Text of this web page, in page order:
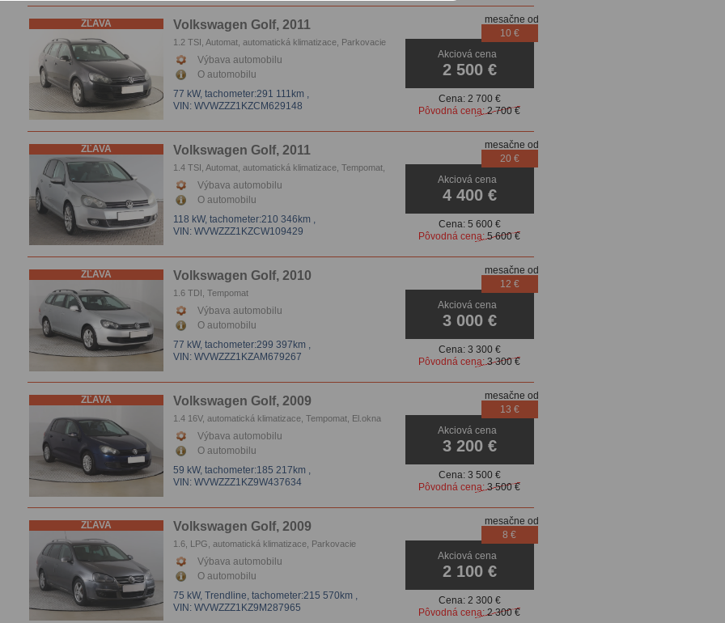
ZĽAVA Volkswagen Golf, 2011
1.2 TSI, Automat, automatická klimatizace, Parkovacie
senzoryVýbava automobilu
O automobilu
77 kW, tachometer:291 111km ,
VIN: WVWZZZ1KZCM629148
Akciová cena
2 500 €
mesačne od
10 €
Cena:2 700 €
Pôvodná cena:2 700 €
ZĽAVA Volkswagen Golf, 2011
1.4 TSI, Automat, automatická klimatizace, Tempomat,
El.okna, Parkovacie senzory
Výbava automobilu
O automobilu
118 kW, tachometer:210 346km ,
VIN: WVWZZZ1KZCW109429
Akciová cena
4 400 €
mesačne od
20 €
Cena:5 600 €
Pôvodná cena:5 600 €
ZĽAVA Volkswagen Golf, 2010
1.6 TDI, Tempomat
Výbava automobilu
O automobilu
77 kW, tachometer:299 397km ,
VIN: WVWZZZ1KZAM679267
Akciová cena
3 000 €
mesačne od
12 €
Cena:3 300 €
Pôvodná cena:3 300 €
ZĽAVA Volkswagen Golf, 2009
1.4 16V, automatická klimatizace, Tempomat, El.okna
Výbava automobilu
O automobilu
59 kW, tachometer:185 217km ,
VIN: WVWZZZ1KZ9W437634
Akciová cena
3 200 €
mesačne od
13 €
Cena:3 500 €
Pôvodná cena:3 500 €
ZĽAVA Volkswagen Golf, 2009
1.6, LPG, automatická klimatizace, Parkovacie
senzoryVýbava automobilu
O automobilu
75 kW, Trendline, tachometer:215 570km ,
VIN: WVWZZZ1KZ9M287965
Akciová cena
2 100 €
mesačne od
8 €
Cena:2 300 €
Pôvodná cena:2 300 €